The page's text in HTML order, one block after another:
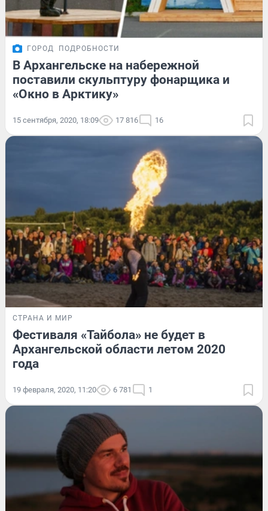
ГОРОД ПОДРОБНОСТИ
В Архангельске на набережной
поставили скульптуру фонарщика и
«Окно в Арктику»
15 сентября, 2020, 18:09 17 816 16
СТРАНА И МИР
Фестиваля «Тайбола» не будет в
Архангельской области летом 2020
года
19 февраля, 2020, 11:20 6 781 1